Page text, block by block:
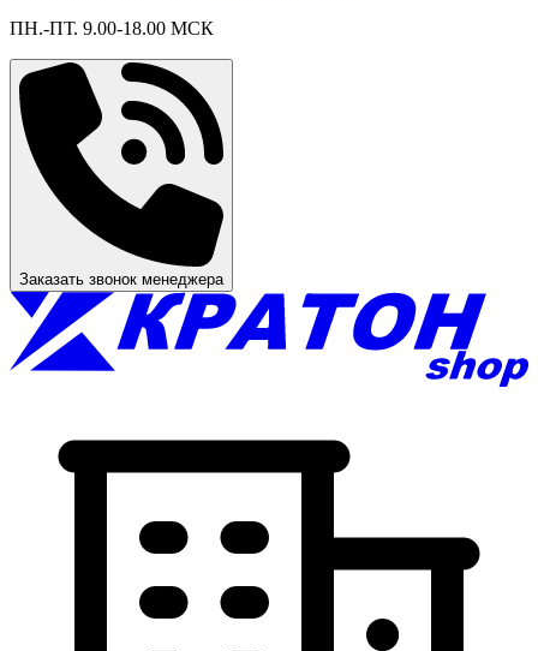
ПН.-ПТ. 9.00-18.00 МСК
Заказать звонок менеджера